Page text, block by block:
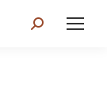
Search: